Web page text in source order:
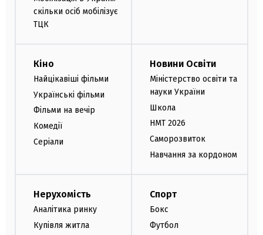
скільки осіб мобілізує
ТЦК
Кіно
Найцікавіші фільми
Українські фільми
Фільми на вечір
Комедії
Серіали
Новини Освіти
Міністерство освіти та
науки України
Школа
НМТ 2026
Саморозвиток
Навчання за кордоном
Нерухомість
Аналітика ринку
Купівля житла
Спорт
Бокс
Футбол